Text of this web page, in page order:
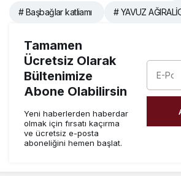
# Başbağlar katliamı # YAVUZ
Tamamen
Ücretsiz Olarak
Bültenimize
Abone Olabilirsin
Yeni haberlerden haberdar
olmak için fırsatı kaçırma
ve ücretsiz e-posta
aboneliğini hemen başlat.